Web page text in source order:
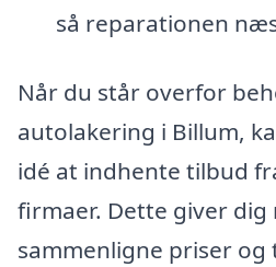
så reparationen
Når du står overfor
autolakering i Billum,
idé at indhente tilbud
firmaer. Dette giver
sammenligne priser og